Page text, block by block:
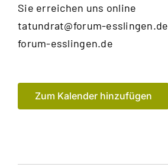
Sie erreichen uns online
tatundrat@forum-esslingen.de
forum-esslingen.de
Zum Kalender hinzufügen